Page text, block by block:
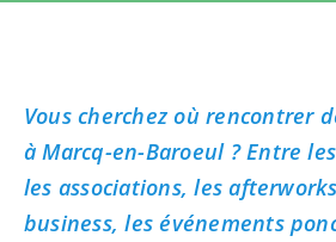
Vous cherchez où rencontrer
à Marcq-en-Baroeul ? Entre
les associations, les
business, les événements